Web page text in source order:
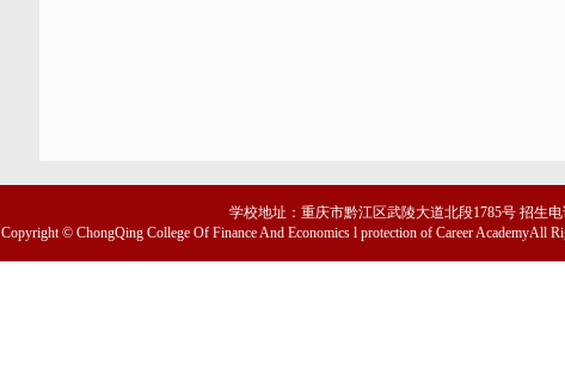
学校地址：重庆市黔江区武陵大道北段1785号 招生电
Copyright © ChongQing College Of Finance And Economics l protection of Career AcademyAll